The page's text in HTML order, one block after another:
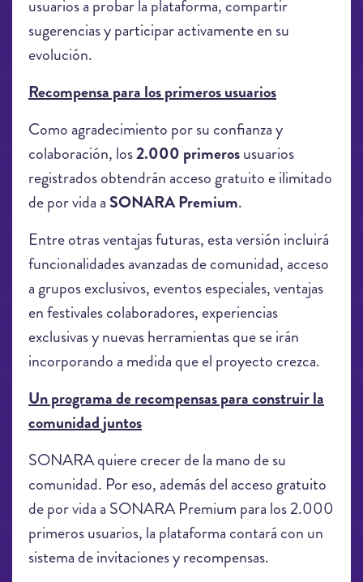
usuarios a probar la plataforma, compartir
sugerencias y participar activamente en su
evolución.
Recompensa para los primeros usuarios
Como agradecimiento por su confianza y
colaboración, los2.000 primerosusuarios
registrados obtendrán acceso gratuito e ilimitado
de por vida a SONARA Premium.
Entre otras ventajas futuras, esta versión incluirá
funcionalidades avanzadas de comunidad, acceso
a grupos exclusivos, eventos especiales, ventajas
en festivales colaboradores, experiencias
exclusivas y nuevas herramientas que se irán
incorporando a medida que el proyecto crezca.
Un programa de recompensas para construir la
comunidad juntos
SONARA quiere crecer de la mano de su
comunidad. Por eso, además del acceso gratuito
de por vida a SONARA Premium para los 2.000
primeros usuarios, la plataforma contará con un
sistema de invitaciones y recompensas.